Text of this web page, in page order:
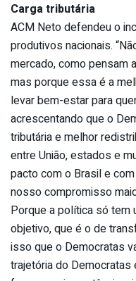
Carga tributária
ACM Neto defendeu o
produtivos nacionais.
mercado, como pensam
mas porque essa é a
levar bem-estar para
acrescentando que o
tributária e melhor
entre União, estados e
pacto com o Brasil e
nosso compromisso
Porque a política só tem
objetivo, que é o de
isso que o Democratas
trajetória do Democratas